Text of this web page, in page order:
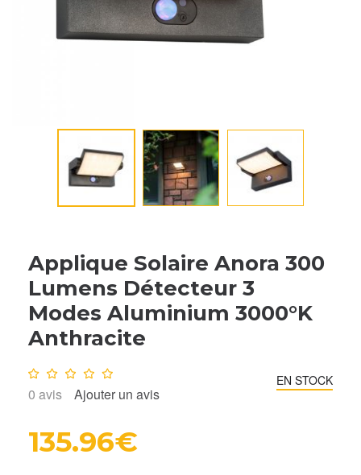
Applique Solaire Anora 300
Lumens Détecteur 3
Modes Aluminium 3000°K
Anthracite
Note : 0/10
0 avis Ajouter un avis
EN STOCK
135.96€